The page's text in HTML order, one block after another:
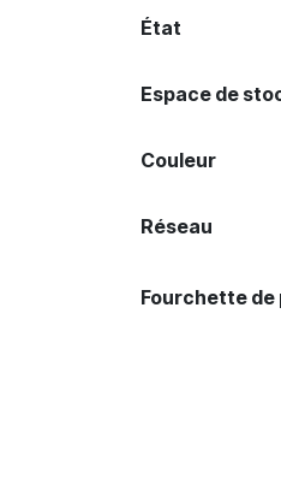
État
Espace de
Couleur
Réseau
Fourchette de